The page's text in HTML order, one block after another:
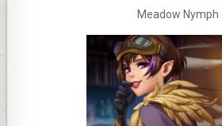
Meadow Nymph